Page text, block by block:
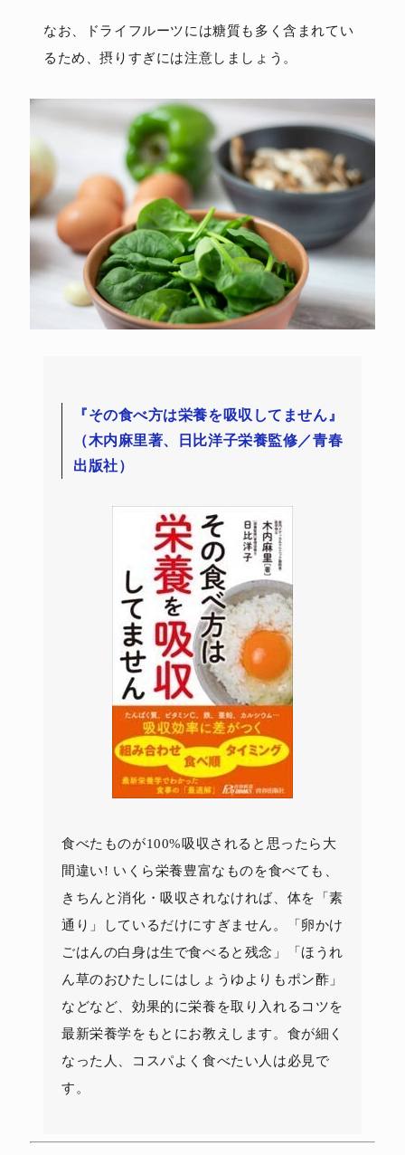
なお、ドライフルーツには糖質も多く含まれてい
るため、摂りすぎには注意しましょう。
『その食べ方は栄養を吸収してません』
（木内麻里著、日比洋子栄養監修／青春
出版社）
食べたものが100%吸収されると思ったら大
間違い! いくら栄養豊富なものを食べても、
きちんと消化・吸収されなければ、体を「素
通り」しているだけにすぎません。「卵かけ
ごはんの白身は生で食べると残念」「ほうれ
ん草のおひたしにはしょうゆよりもポン酢」
などなど、効果的に栄養を取り入れるコツを
最新栄養学をもとにお教えします。食が細く
なった人、コスパよく食べたい人は必見で
す。